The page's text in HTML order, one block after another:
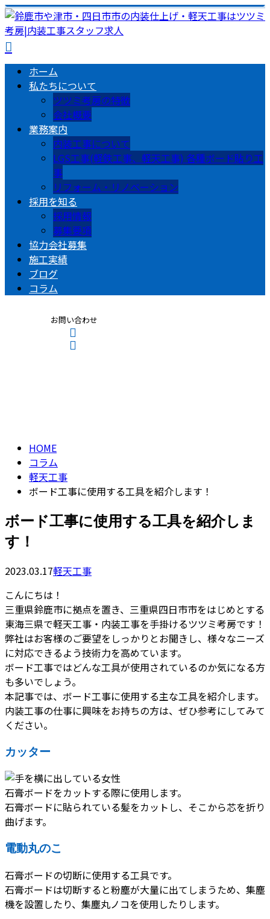
ホーム
私たちについて
ツツミ考房の特徴
会社概要
業務案内
内装工事について
LGS工事(軽鉄工事、軽天工事) 各種ボード貼り工
事
リフォーム・リノベーション
採用を知る
採用情報
募集要項
協力会社募集
施工実績
ブログ
コラム
お問い合わせ
HOME
コラム
軽天工事
ボード工事に使用する工具を紹介します！
ボード工事に使用する工具を紹介しま
す！
2023.03.17軽天工事
こんにちは！
三重県鈴鹿市に拠点を置き、三重県四日市市をはじめとする
東海三県で軽天工事・内装工事を手掛けるツツミ考房です！
弊社はお客様のご要望をしっかりとお聞きし、様々なニーズ
に対応できるよう技術力を高めています。
ボード工事ではどんな工具が使用されているのか気になる方
も多いでしょう。
本記事では、ボード工事に使用する主な工具を紹介します。
内装工事の仕事に興味をお持ちの方は、ぜひ参考にしてみて
ください。
カッター
石膏ボードをカットする際に使用します。
石膏ボードに貼られている髪をカットし、そこから芯を折り
曲げます。
電動丸のこ
石膏ボードの切断に使用する工具です。
石膏ボードは切断すると粉塵が大量に出てしまうため、集塵
機を設置したり、集塵丸ノコを使用したりします。